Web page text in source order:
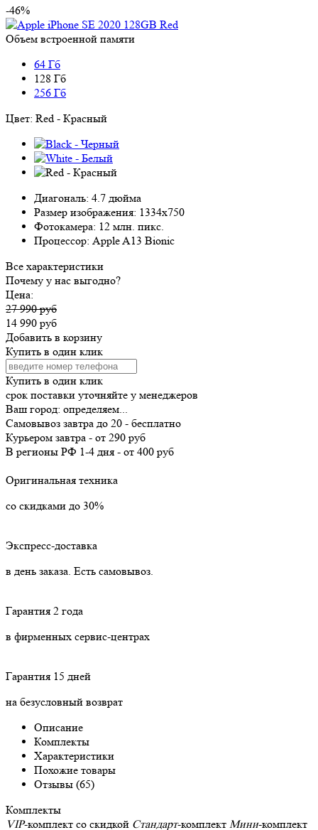
-46%
Объем встроенной памяти
64 Гб
128 Гб
256 Гб
Цвет: Red - Красный
Диагональ: 4.7 дюйма
Размер изображения: 1334x750
Фотокамера: 12 млн. пикс.
Процессор: Apple A13 Bionic
Все характеристики
Почему у нас выгодно?
Цена:
27 990 руб
14 990 руб
Добавить в корзину
Купить в один клик
Купить в один клик
срок поставки уточняйте у менеджеров
Ваш город: определяем...
Самовывоз завтра до 20 - бесплатно
Курьером завтра - от 290 руб
В регионы РФ 1-4 дня - от 400 руб
Оригинальная техника
со скидками до 30%
Экспресс-доставка
в день заказа. Есть самовывоз.
Гарантия 2 года
в фирменных сервис-центрах
Гарантия 15 дней
на безусловный возврат
Описание
Комплекты
Характеристики
Похожие товары
Отзывы (65)
Комплекты
VIP-комплект со скидкой Стандарт-комплект Мини-комплект